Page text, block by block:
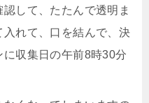
して、たたんで透明ま
れて、口を結んで、決
収集日の午前8時30分